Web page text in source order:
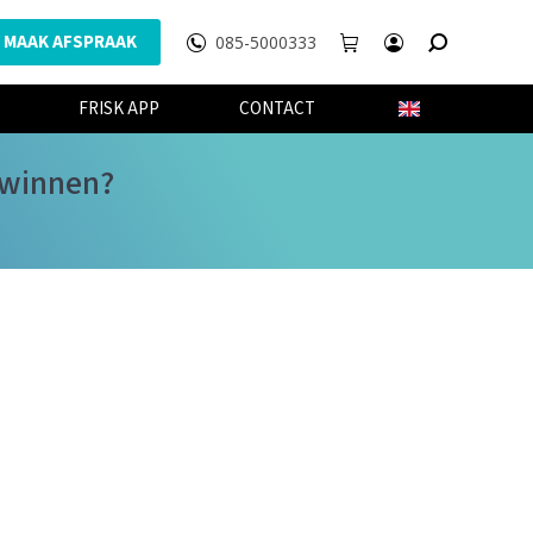
MAAK AFSPRAAK 085-5000333
FRISK APP CONTACT
WEBSHOP FRISK APP CONTACT